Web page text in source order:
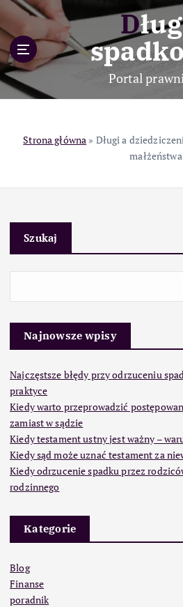
p
o
c
Długi
Portal
Strona główna » Długi a
małżeństwa
Szukaj
Najnowsze wpisy
Najczęstsze błędy przy odrzuceniu
praktyce
Kiedy warto przeprowadzić
zamiast w sądzie
Kiedy testament ustny jest ważny –
Kiedy sąd może uznać testament za
Kiedy odrzucenie spadku przez
rodzinnego
Kategorie
Blog
Finanse
poradnik